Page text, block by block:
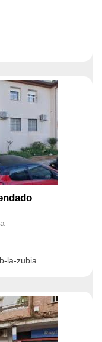
la-zubia